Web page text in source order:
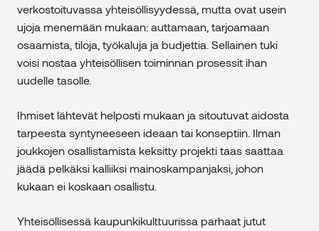
verkostoituvassa yhteisöllisyydessä, mutta ovat usein
ujoja menemään mukaan: auttamaan, tarjoamaan
osaamista, tiloja, työkaluja ja budjettia. Sellainen tuki
voisi nostaa yhteisöllisen toiminnan prosessit ihan
uudelle tasolle.
Ihmiset lähtevät helposti mukaan ja sitoutuvat aidosta
tarpeesta syntyneeseen ideaan tai konseptiin. Ilman
joukkojen osallistamista keksitty projekti taas saattaa
jäädä pelkäksi kalliiksi mainoskampanjaksi, johon
kukaan ei koskaan osallistu.
Yhteisöllisessä kaupunkikulttuurissa parhaat jutut